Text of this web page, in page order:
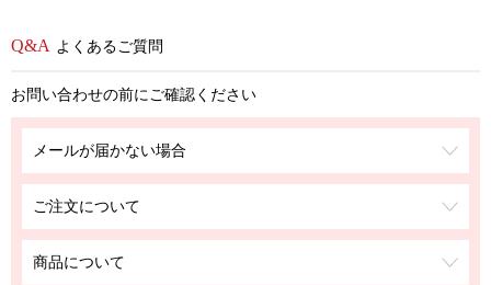
よくあるご質問
お問い合わせの前にご確認ください
メールが届かない場合
ご注文について
商品について